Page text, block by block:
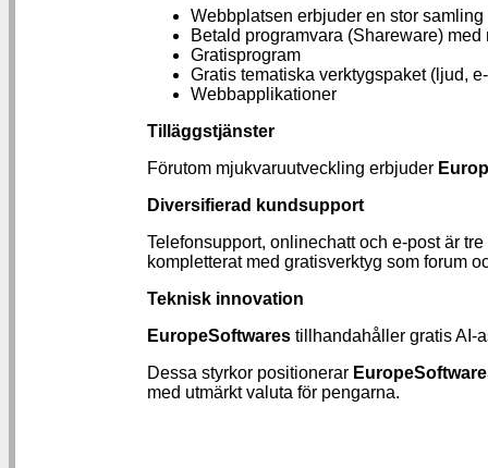
Webbplatsen erbjuder en stor
Betald programvara (Shareware)
Gratisprogram
Gratis tematiska verktygspaket (ljud,
Webbapplikationer
Tilläggstjänster
Förutom mjukvaruutveckling erbjuder
Diversifierad kundsupport
Telefonsupport, onlinechatt och e-post är
kompletterat med gratisverktyg som forum
Teknisk innovation
EuropeSoftwares tillhandahåller gratis AI-
Dessa styrkor positionerar
med utmärkt valuta för pengarna.